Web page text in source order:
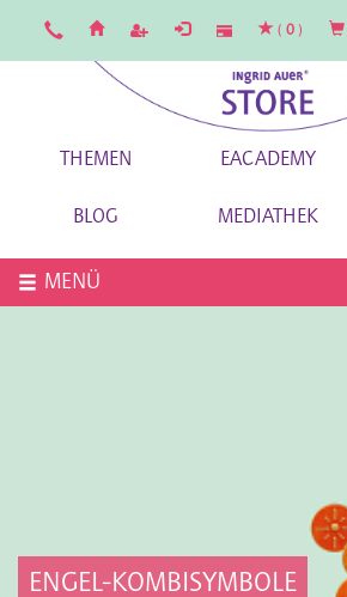
( 0 )
THEMEN EACADEMY
BLOG MEDIATHEK
MENÜ
ENGEL-KOMBISYMBOLE